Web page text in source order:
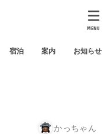
宿泊 案内 お知らせ
MENU
かっちゃん